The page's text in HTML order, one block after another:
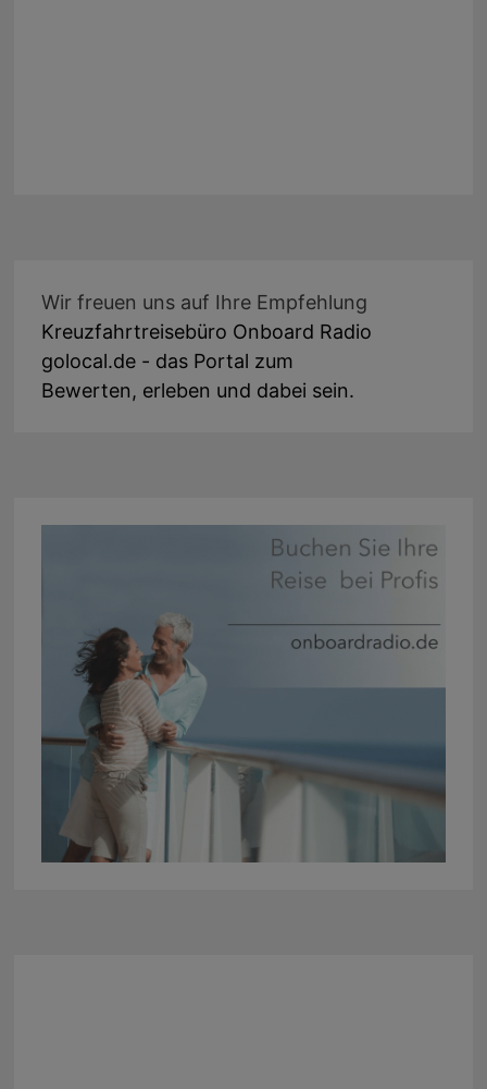
Wir freuen uns auf Ihre Empfehlung
Kreuzfahrtreisebüro Onboard Radio
golocal.de - das Portal zum
Bewerten, erleben und dabei sein.